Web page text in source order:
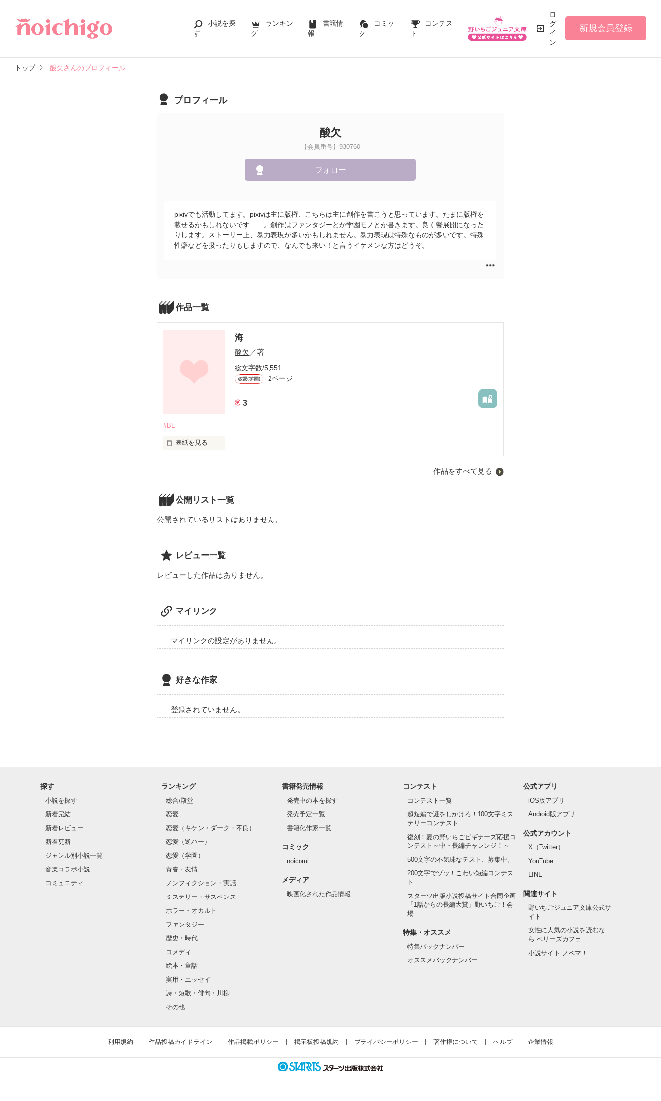
小説を探
す
ランキン
グ
書籍情
報
コミッ
ク
コンテス
ト
ロ
グ
イ
ン
新規会員登録
トップ 酸欠さんのプロフィール
プロフィール
酸欠
【会員番号】930760
フォロー
pixivでも活動してます。pixivは主に版権、こちらは主に創作を書こうと思っています。たまに版権を
載せるかもしれないです……。創作はファンタジーとか学園モノとか書きます。良く鬱展開になった
りします。ストーリー上、暴力表現が多いかもしれません。暴力表現は特殊なものが多いです。特殊
性癖などを扱ったりもしますので、なんでも来い！と言うイケメンな方はどうぞ。
作品一覧
海
酸欠 ／著
総文字数/5,551
恋愛(学園) 2ページ
3
#BL
表紙を見る
作品をすべて見る
公開リスト一覧
公開されているリストはありません。
レビュー一覧
レビューした作品はありません。
マイリンク
マイリンクの設定がありません。
好きな作家
登録されていません。
探す
小説を探す
新着完結
新着レビュー
新着更新
ジャンル別小説一覧
音楽コラボ小説
コミュニティ
ランキング
総合/殿堂
恋愛
恋愛（キケン・ダーク・不良）
恋愛（逆ハー）
恋愛（学園）
青春・友情
ノンフィクション・実話
ミステリー・サスペンス
ホラー・オカルト
ファンタジー
歴史・時代
コメディ
絵本・童話
実用・エッセイ
詩・短歌・俳句・川柳
その他
書籍発売情報
発売中の本を探す
発売予定一覧
書籍化作家一覧
コミック
noicomi
メディア
映画化された作品情報
コンテスト
コンテスト一覧
超短編で謎をしかけろ！100文字ミス
テリーコンテスト
復刻！夏の野いちごビギナーズ応援コ
ンテスト～中・長編チャレンジ！～
500文字の不気味なテスト、募集中。
200文字でゾッ！こわい短編コンテス
ト
スターツ出版小説投稿サイト合同企画
「1話からの長編大賞」野いちご！会
場
特集・オススメ
特集バックナンバー
オススメバックナンバー
公式アプリ
iOS版アプリ
Android版アプリ
公式アカウント
X（Twitter）
YouTube
LINE
関連サイト
野いちごジュニア文庫公式サ
イト
女性に人気の小説を読むな
ら ベリーズカフェ
小説サイト ノベマ！
利用規約 作品投稿ガイドライン 作品掲載ポリシー 掲示板投稿規約 プライバシーポリシー 著作権について ヘルプ 企業情報